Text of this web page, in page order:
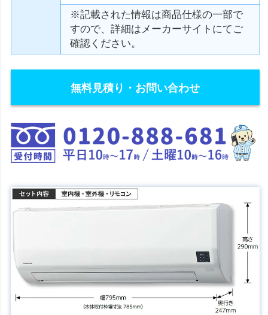
※記載された情報は商品仕様の一部で
すので、詳細はメーカーサイトにてご
確認ください。
無料見積り・お問い合わせ